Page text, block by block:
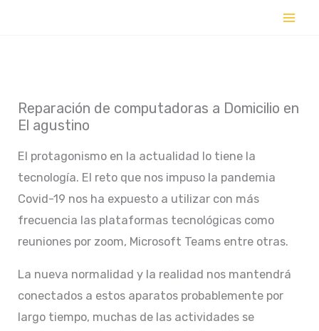
Reparación de computadoras a Domicilio en
El agustino
El protagonismo en la actualidad lo tiene la
tecnología. El reto que nos impuso la pandemia
Covid-19 nos ha expuesto a utilizar con más
frecuencia las plataformas tecnológicas como
reuniones por zoom, Microsoft Teams entre otras.
La nueva normalidad y la realidad nos mantendrá
conectados a estos aparatos probablemente por
largo tiempo, muchas de las actividades se